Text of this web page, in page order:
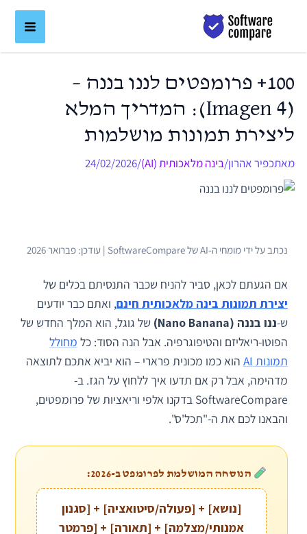
100+ פרומפטים לננו בננה –
(Imagen 4): המדריך המלא
ליצירת תמונות מושלמות
מאתכפיר אהרון/בינה מלאכותית (AI) /
24/02/2026
נכתב על ידי מומחי ה-AI של SoftwareCompare | עודכן: פברואר 2026
אם הגעתם לכאן, סביר להניח שכבר התנסיתם בכלים של
יצירת תמונות בינה מלאכותית חינם, ואתם כבר יודעים
ש-ננו בננה (Nano Banana)
של גוגל, הוא המלך החדש של
הפוטו-ריאליזם והטיפוגרפיה. אבל הנה הסוד: כל מחולל
תמונות AI
הוא כמו מכונית פרארי – הוא יביא אתכם לתוצאה
מדהימה, אבל רק אם תדעו איך ללחוץ על הגז. ב-
SoftwareCompare בדקנו אלפי וריאציות של פרומפטים,
והבאנו לכם את ה-"תכל'ס".
הנוסחה המושלמת לפרומפט ב-2026:
[נושא] + [פעולה/סיטואציה] + [סגנון
אמנותי/מצלמה] + [תאורה] + [פרמטר